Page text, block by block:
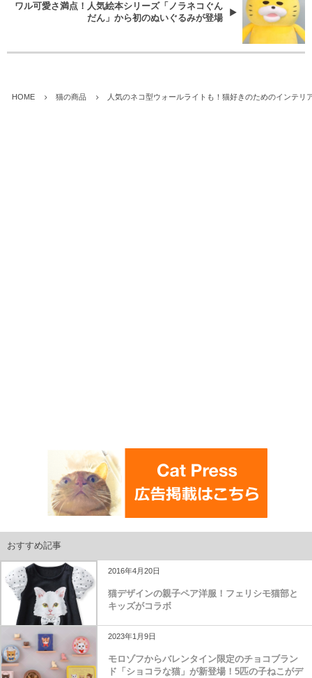
ワル可愛さ満点！人気絵本シリーズ「ノラネコぐん
だん」から初のぬいぐるみが登場
HOME 猫の商品 人気のネコ型ウォールライトも！猫好きのためのインテリ
おすすめ記事
2016年4月20日
猫デザインの親子ペア洋服！フェリシモ猫部と
キッズがコラボ
2023年1月9日
モロゾフからバレンタイン限定のチョコブラン
ド「ショコラな猫」が新登場！5匹の子ねこがデ